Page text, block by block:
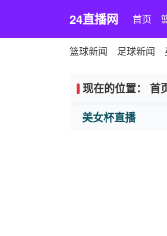
24直播网 首页
篮球新闻 足球新闻
现在的位置： 首
美女杯直播